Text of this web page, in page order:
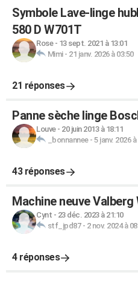
Symbole Lave-linge
580 D W701T
Rose- 13 sept. 2021 à 13:01
Mimi- 21 janv. 2026 à 03:50
21 réponses
Panne sèche linge
Louve- 20 juin 2013 à 18:11
_bonnannee- 5 janv. 2026
43 réponses
Machine neuve Valberg
Cynt - 23 déc. 2023 à 21:10
stf_jpd87- 2 nov. 2024 à
4 réponses